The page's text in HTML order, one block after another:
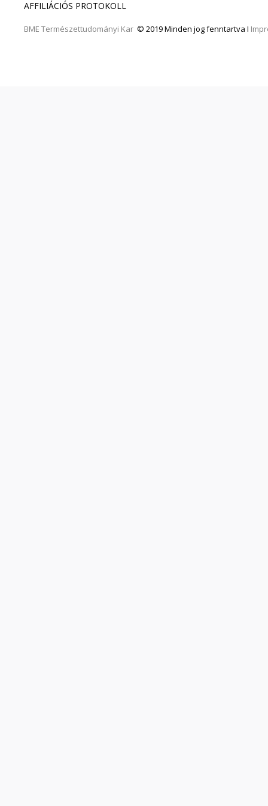
AFFILIÁCIÓS PROTOKOLL
BME Természettudományi Kar © 2019 Minden jog fenntartva I